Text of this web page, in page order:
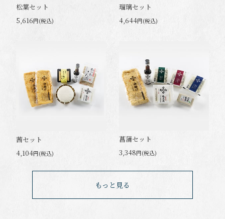
松葉セット
5,616円(税込)
瑠璃セット
4,644円(税込)
茜セット
4,104円(税込)
菖蒲セット
3,348円(税込)
もっと見る